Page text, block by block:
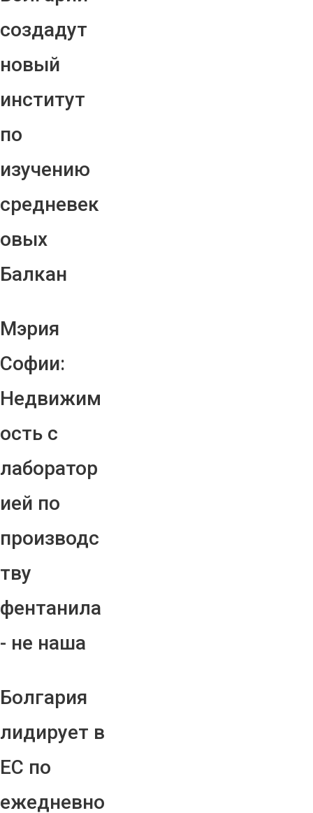
создадут
новый
институт
по
изучению
средневек
овых
Балкан
Мэрия
Софии:
Недвижим
ость с
лаборатор
ией по
производс
тву
фентанила
- не наша
Болгария
лидирует в
ЕС по
ежедневно